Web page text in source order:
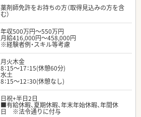
薬剤師免許をお持ちの方（取得見込みの方を含
む）
年収500万円～550万円
月給416,000円～458,000円
※経験者例・スキル等考慮
月火木金
8：15～17：15(休憩60分)
水土
8：15～12：30(休憩なし)
日祝+半日2日
■有給休暇、夏期休暇、年末年始休暇、年間休
日 ※法令通りに付与